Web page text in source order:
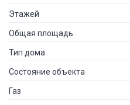
Этажей
Общая площадь
Тип дома
Состояние объекта
Газ